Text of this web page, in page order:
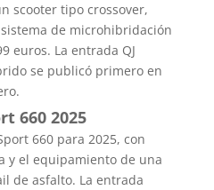
scooter tipo crossover,
de microhibridación
euros. La entrada QJ
se publicó primero en
660 2025
660 para 2025, con
y el equipamiento de una
de asfalto. La entrada